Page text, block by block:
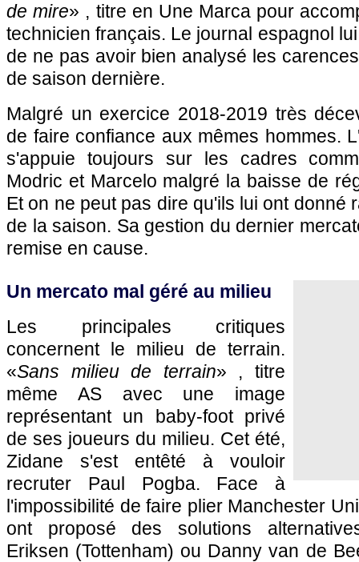
de mire» , titre en Une Marca pour
technicien français. Le journal espagnol
de ne pas avoir bien analysé les
de saison dernière.
Malgré un exercice 2018-2019 très
de faire confiance aux mêmes hommes.
s'appuie toujours sur les cadres
Modric et Marcelo malgré la baisse de
Et on ne peut pas dire qu'ils lui ont donné
de la saison. Sa gestion du dernier
remise en cause.
Un mercato mal géré au milieu
Les principales critiques
concernent le milieu de terrain.
«Sans milieu de terrain» , titre
même AS avec une image
représentant un baby-foot privé
de ses joueurs du milieu. Cet été,
Zidane s'est entêté à vouloir
recruter Paul Pogba. Face à
l'impossibilité de faire plier Manchester
ont proposé des solutions
Eriksen (Tottenham) ou Danny van de